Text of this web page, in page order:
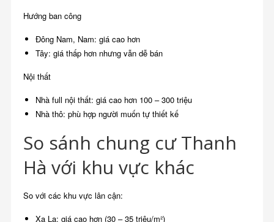
Hướng ban công
Đông Nam, Nam: giá cao hơn
Tây: giá thấp hơn nhưng vẫn dễ bán
Nội thất
Nhà full nội thất: giá cao hơn 100 – 300 triệu
Nhà thô: phù hợp người muốn tự thiết kế
So sánh chung cư Thanh
Hà với khu vực khác
So với các khu vực lân cận:
Xa La: giá cao hơn (30 – 35 triệu/m²)